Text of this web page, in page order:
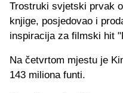
Trostruki svjetski prvak
knjige, posjedovao i
inspiracija za filmski hit
Na četvrtom mjestu je
143 miliona funti.